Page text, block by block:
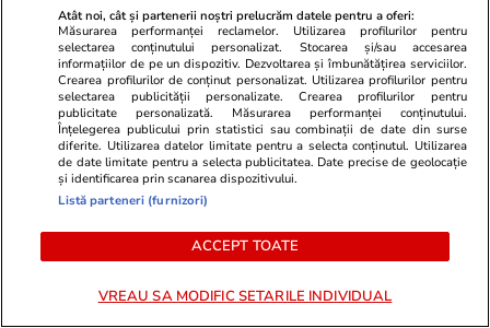
franceză – cum funcționează și
care sunt avantajele
Lifestyle 15 iul.
Combinaţii răcoritoare de apă
cu fructe şi plante aromatice
Atât noi, cât și partenerii noștri prelucrăm datele pentru a oferi:
Măsurarea performanței reclamelor. Utilizarea profilurilor pentru
selectarea conținutului personalizat. Stocarea și/sau accesarea
informațiilor de pe un dispozitiv. Dezvoltarea și îmbunătățirea serviciilor.
Crearea profilurilor de conținut personalizat. Utilizarea profilurilor pentru
selectarea publicității personalizate. Crearea profilurilor pentru
publicitate personalizată. Măsurarea performanței conținutului.
Înțelegerea publicului prin statistici sau combinații de date din surse
diferite. Utilizarea datelor limitate pentru a selecta conținutul. Utilizarea
de date limitate pentru a selecta publicitatea. Date precise de geolocație
și identificarea prin scanarea dispozitivului.
Listă parteneri (furnizori)
ACCEPT TOATE
VREAU SA MODIFIC SETARILE INDIVIDUAL